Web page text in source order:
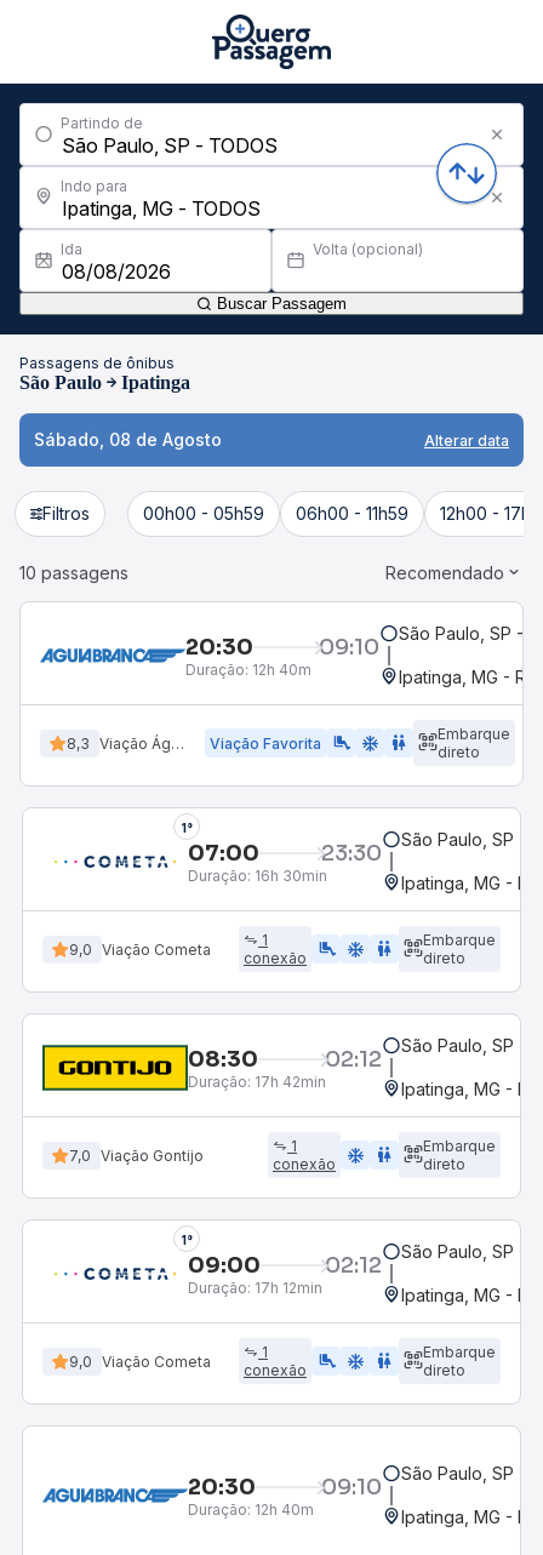
Partindo de
Indo para
Ida Volta (opcional)
Buscar Passagem
Passagens de ônibus
São Paulo Ipatinga
Sábado, 08 de Agosto Alterar data
Filtros 00h00 - 05h59 06h00 - 11h59 12h00 -
10 passagens Recomendado
20:30 09:10
Duração: 12h 40m
São Paulo, SP -
Ipatinga, MG -
8,3 Viação Águia Branca Viação Favorita airline_seat_legroom_extra ac_unit wc
Embarque
direto
1°
07:00 23:30
Duração: 16h 30min
São Paulo, SP -
Ipatinga, MG -
9,0 Viação Cometa
1
conexão
airline_seat_legroom_extra ac_unit WC
Embarque
direto
08:30 02:12
Duração: 17h 42min
São Paulo, SP -
Ipatinga, MG -
7,0 Viação Gontijo
1
conexão
ac_unit wc
Embarque
direto
1°
09:00 02:12
Duração: 17h 12min
São Paulo, SP -
Ipatinga, MG -
9,0 Viação Cometa
1
conexão
airline_seat_legroom_extra ac_unit WC
Embarque
direto
20:30 09:10
Duração: 12h 40m
São Paulo, SP -
Ipatinga, MG -